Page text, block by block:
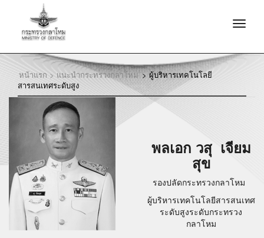
หน้าแรก > แนะนำกระทรวงกลาโหม >ผู้บริหารเทคโนโลยี
สารสนเทศระดับสูง
พลเอก วสุ เจียม
สุข
รองปลัดกระทรวงกลาโหม
ผู้บริหารเทคโนโลยีสารสนเทศ
ระดับสูงระดับกระทรวง
กลาโหม